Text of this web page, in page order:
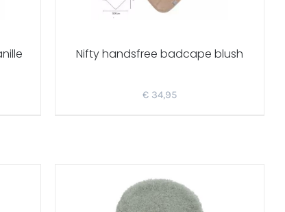
Nifty handsfree badcape blush
€ 34,95